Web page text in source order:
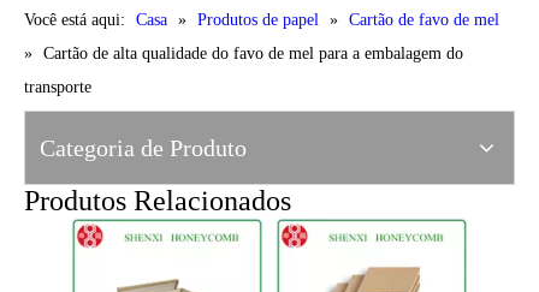
Você está aqui: Casa » Produtos de papel » Cartão de favo de mel
» Cartão de alta qualidade do favo de mel para a embalagem do
transporte
Categoria de Produto
Produtos Relacionados